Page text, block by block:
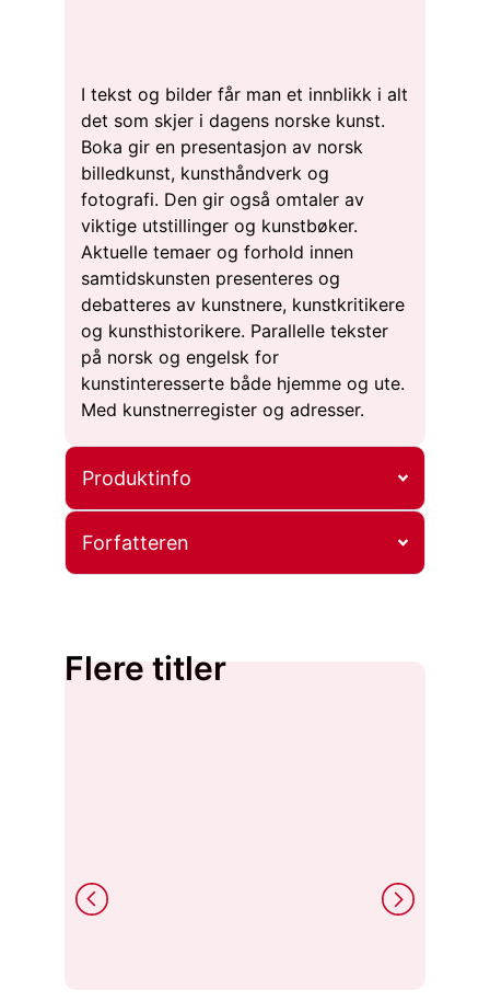
I tekst og bilder får man et innblikk i alt
det som skjer i dagens norske kunst.
Boka gir en presentasjon av norsk
billedkunst, kunsthåndverk og
fotografi. Den gir også omtaler av
viktige utstillinger og kunstbøker.
Aktuelle temaer og forhold innen
samtidskunsten presenteres og
debatteres av kunstnere, kunstkritikere
og kunsthistorikere. Parallelle tekster
på norsk og engelsk for
kunstinteresserte både hjemme og ute.
Med kunstnerregister og adresser.
Produktinfo
Forfatteren
Flere titler